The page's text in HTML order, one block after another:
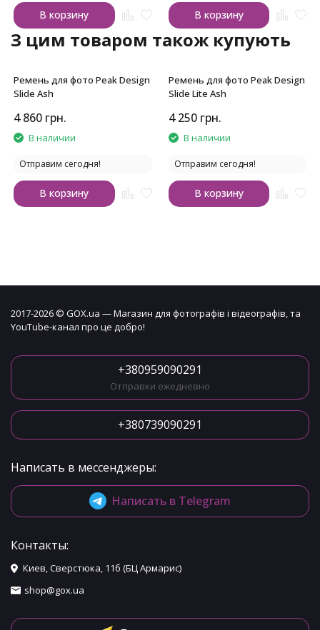
В корзину В корзину
З цим товаром також купують
Ремень для фото Peak Design
Slide Ash
4 860 грн.
В наличии
Отправим сегодня!
В корзину
Ремень для фото Peak Design
Slide Lite Ash
4 250 грн.
В наличии
Отправим сегодня!
В корзину
2017-2026 © GOX.ua — Магазин для фотографів і відеографів, та
YouTube-канал про це добро!
+380959090291
Отправки ежедневно
+380739090291
Написать в мессенджеры:
Написать в Telegram
Контакты:
Киев, Сверстюка, 11б (БЦ Армарис)
shop@gox.ua